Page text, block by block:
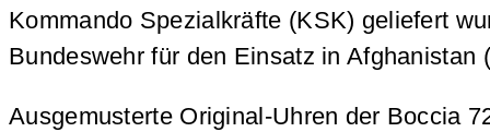
Kommando Spezialkräfte (KSK) geliefert
Bundeswehr für den Einsatz in Afghanistan
Ausgemusterte Original-Uhren der Boccia